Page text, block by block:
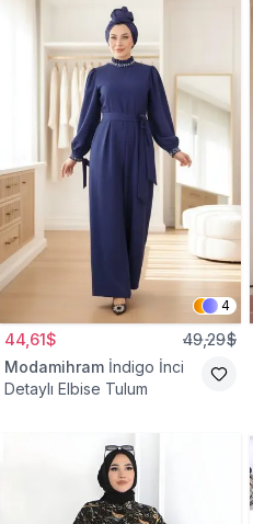
4
44,61$ 49,29$
Modamihram İndigo İnci
Detaylı Elbise Tulum